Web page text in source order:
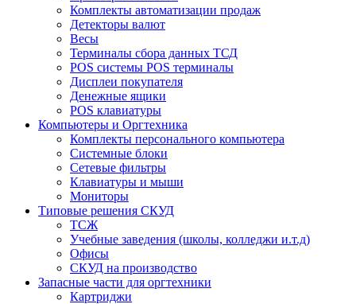
Комплекты автоматизации продаж
Детекторы валют
Весы
Терминалы сбора данных ТСД
POS системы POS терминалы
Дисплеи покупателя
Денежные ящики
POS клавиатуры
Компьютеры и Оргтехника
Комплекты персонального компьютера
Системные блоки
Сетевые фильтры
Клавиатуры и мыши
Мониторы
Типовые решения СКУД
ТСЖ
Учебные заведения (школы, колледжи и.т.д)
Офисы
СКУД на производство
Запасные части для оргтехники
Картриджи